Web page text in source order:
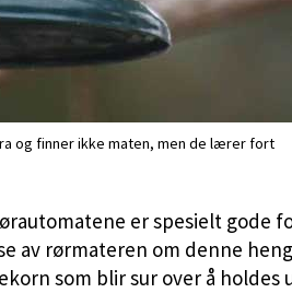
og finner ikke maten, men de lærer fort
er spesielt
av rørmateren om denne
som blir sur over å